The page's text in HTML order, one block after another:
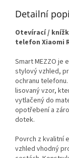
Detailní
Otevírací /
telefon Xiaomi
Smart MEZZO je
stylový vzhled,
ochranu
lisovaný vzor,
vytlačený do
opotřebení a
dotek.
Povrch z kvalitní
vzhled vhodný